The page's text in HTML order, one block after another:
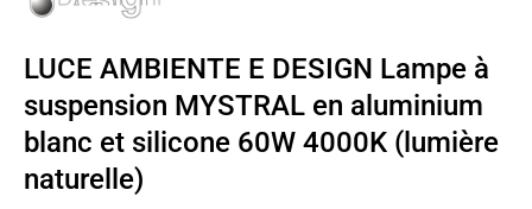
LUCE AMBIENTE E DESIGN Lampe à
suspension MYSTRAL en aluminium
blanc et silicone 60W 4000K (lumière
naturelle)